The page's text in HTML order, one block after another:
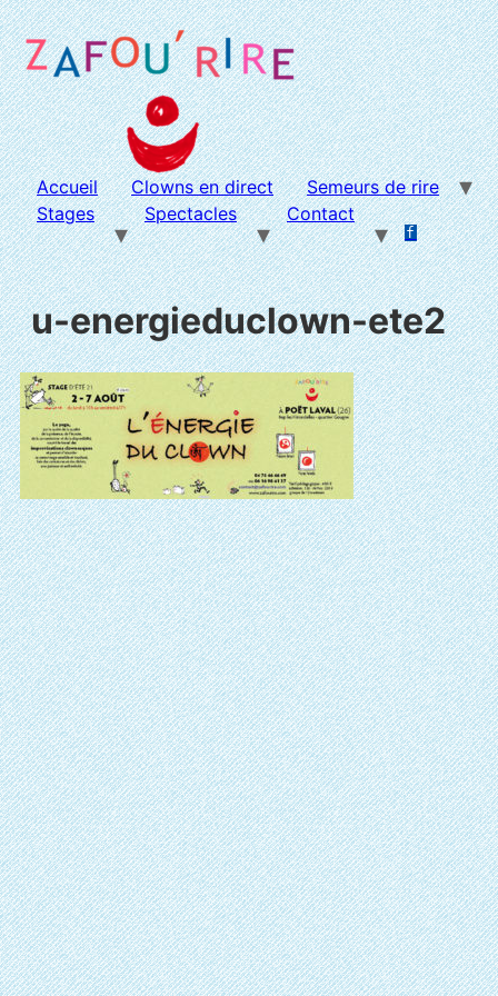
Aller
au
contenu
Accueil Clowns en direct
Semeurs de rire
Stages
Spectacles Contact
f
u-energieduclown-ete2